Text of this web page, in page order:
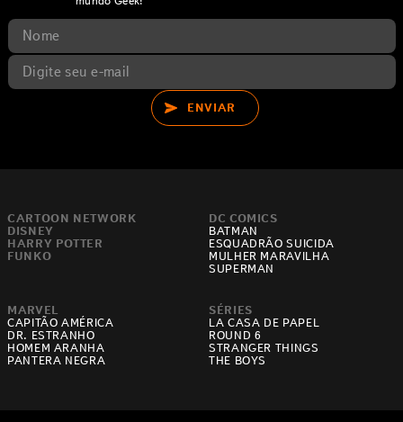
ENVIAR
CARTOON NETWORK
DISNEY
HARRY POTTER
FUNKO
DC COMICS
BATMAN
ESQUADRÃO SUICIDA
MULHER MARAVILHA
SUPERMAN
MARVEL
CAPITÃO AMÉRICA
DR. ESTRANHO
HOMEM ARANHA
PANTERA NEGRA
SÉRIES
LA CASA DE PAPEL
ROUND 6
STRANGER THINGS
THE BOYS